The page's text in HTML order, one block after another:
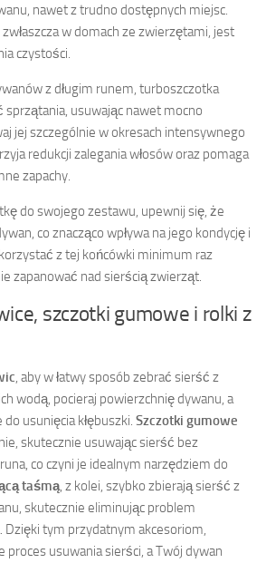
nawet z trudno dostępnych miejsc.
w domach ze zwierzętami, jest
czystości.
z długim runem, turboszczotka
usuwając nawet mocno
jej szczególnie w okresach intensywnego
redukcji zalegania włosów oraz pomaga
zapachy.
do swojego zestawu, upewnij się, że
co znacząco wpływa na jego kondycję i
z tej końcówki minimum raz
zapanować nad sierścią zwierząt.
szczotki gumowe i rolki z
, aby w łatwy sposób zebrać sierść z
wodą, pocieraj powierzchnię dywanu, a
usunięcia kłębuszki. Szczotki gumowe
skutecznie usuwając sierść bez
co czyni je idealnym narzędziem do
taśmą , z kolei, szybko zbierają sierść z
skutecznie eliminując problem
Dzięki tym przydatnym akcesoriom,
proces usuwania sierści, a Twój dywan